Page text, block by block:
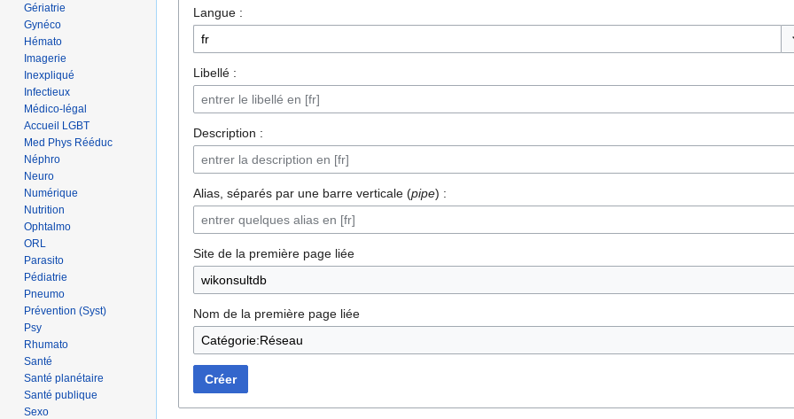
Langue :
Libellé :
Description :
Alias, séparés par une barre verticale (pipe) :
Site de la première page liée
Nom de la première page liée
Créer
Gériatrie
Gynéco
Hémato
Imagerie
Inexpliqué
Infectieux
Médico-légal
Accueil LGBT
Med Phys Rééduc
Néphro
Neuro
Numérique
Nutrition
Ophtalmo
ORL
Parasito
Pédiatrie
Pneumo
Prévention (Syst)
Psy
Rhumato
Santé
Santé planétaire
Santé publique
Sexo